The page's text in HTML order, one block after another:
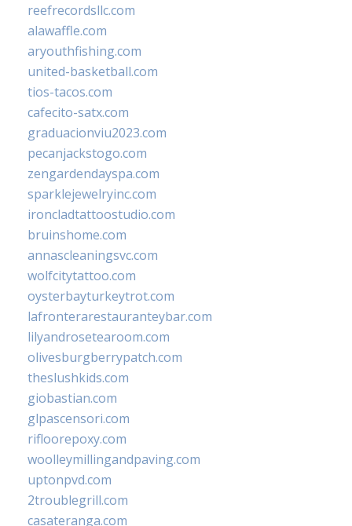
reefrecordsllc.com
alawaffle.com
aryouthfishing.com
united-basketball.com
tios-tacos.com
cafecito-satx.com
graduacionviu2023.com
pecanjackstogo.com
zengardendayspa.com
sparklejewelryinc.com
ironcladtattoostudio.com
bruinshome.com
annascleaningsvc.com
wolfcitytattoo.com
oysterbayturkeytrot.com
lafronterarestauranteybar.com
lilyandrosetearoom.com
olivesburgberrypatch.com
theslushkids.com
giobastian.com
glpascensori.com
rifloorepoxy.com
woolleymillingandpaving.com
uptonpvd.com
2troublegrill.com
casateranga.com